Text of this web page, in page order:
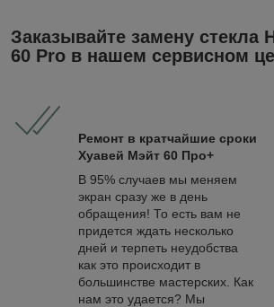
Заказывайте замену стекла
60 Pro в нашем сервисном
Ремонт в кратчайшие сроки
Хуавей Мэйт 60 Про+
В 95% случаев мы меняем
экран сразу же в день
обращения! То есть вам не
придется ждать несколько
дней и терпеть неудобства
как это происходит в
большинстве мастерских. Как
нам это удается? Мы